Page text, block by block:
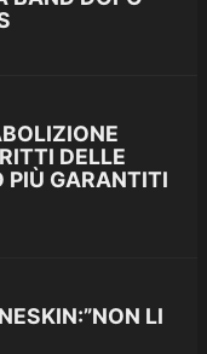
DELLE
PIÙ GARANTITI
LI